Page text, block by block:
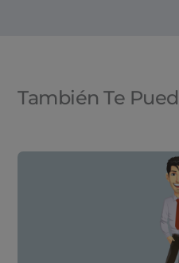
También Te